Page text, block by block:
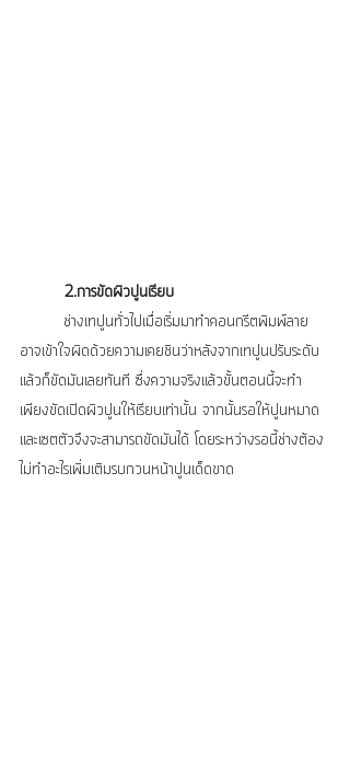
2.การขัดผิวปูนเรียบ
อาจเข้าใจผิดด้วยความเคยชินว่าหลังจากเทปูนปรับระดับ
แล้วก็ขัดมันเลยทันที ซึ่งความจริงแล้วขั้นตอนนี้จะทำ
เพียงขัดเปิดผิวปูนให้เรียบเท่านั้น จากนั้นรอให้ปูนหมาด
และเซตตัวจึงจะสามารถขัดมันได้ โดยระหว่างรอนี้ช่างต้อง
ไม่ทำอะไรเพิ่มเติมรบกวนหน้าปูนเด็ดขาด